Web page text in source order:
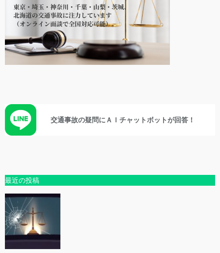
交通事故の疑問にＡＩチャットボットが回答！
最近の投稿